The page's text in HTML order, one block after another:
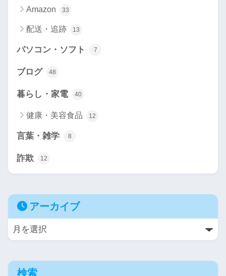
Amazon 33
配送・追跡 13
パソコン・ソフト 7
ブログ 48
暮らし・家電 40
健康・美容食品 12
言葉・雑学 8
詐欺 12
アーカイブ
検索